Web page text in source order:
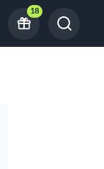
18